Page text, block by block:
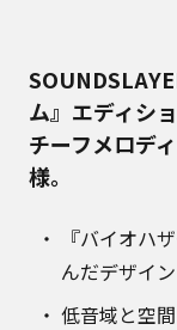
ム』エディシ
チーフメロデ
様。
『バイオハ
んだデザイ
低音域と空